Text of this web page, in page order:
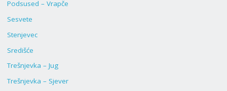
Podsused – Vrapče
Sesvete
Stenjevec
Središće
Trešnjevka – Jug
Trešnjevka – Sjever